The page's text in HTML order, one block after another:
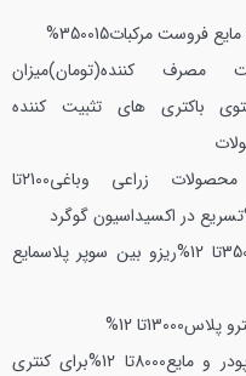
فروست مرکبات350015%
مصرف کننده(تومان)میزان
باکتری های تثبیت کننده
کود بیولوژیک نیتروکسینبرای کلیه محصولات زراعی وباغی2100تا
ریزو بین سوپر پلاسمایع
12%
قارچ کش بیولوژیک بیوسوبیتلبه صورت پودر و مایع8000تا 12%برای کنتری